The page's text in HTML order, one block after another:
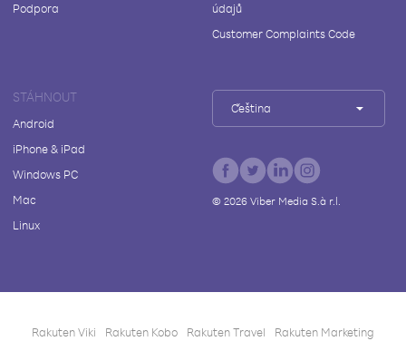
Podpora
údajů
Customer Complaints Code
STÁHNOUT
Android
iPhone & iPad
Windows PC
Mac
Linux
Čeština
© 2026Viber Media S.à r.l.
Rakuten Viki Rakuten Kobo Rakuten Travel Rakuten Marketing